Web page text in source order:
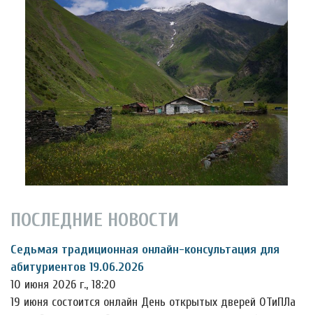
ПОСЛЕДНИЕ НОВОСТИ
Седьмая традиционная онлайн-консультация для
абитуриентов 19.06.2026
10 июня 2026 г., 18:20
19 июня состоится онлайн День открытых дверей ОТиПЛа